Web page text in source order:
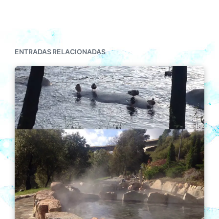
ENTRADAS RELACIONADAS